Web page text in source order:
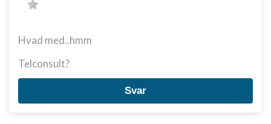
Hvad med..hmm
Telconsult?
Svar